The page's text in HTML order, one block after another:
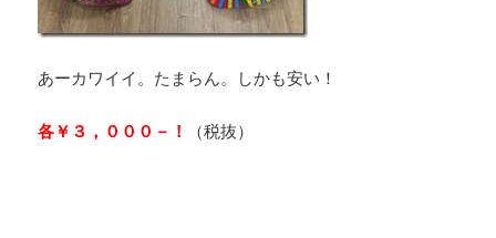
あーカワイイ。たまらん。しかも安い！
各￥３，０００－！ （税抜）